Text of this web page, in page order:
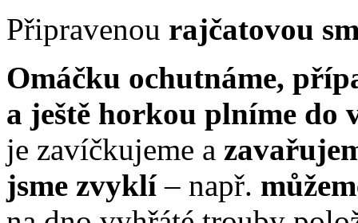
Připravenou rajčatovou
Omáčku ochutnáme,
a ještě horkou plníme do
je zavíčkujeme a
jsme zvyklí– např.